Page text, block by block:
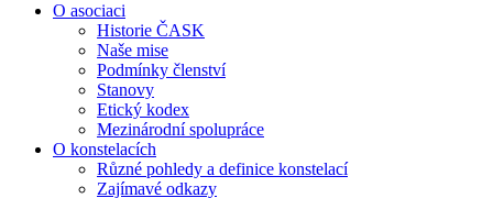
O asociaci
Historie ČASK
Naše mise
Podmínky členství
Stanovy
Etický kodex
Mezinárodní spolupráce
O konstelacích
Různé pohledy a definice konstelací
Zajímavé odkazy